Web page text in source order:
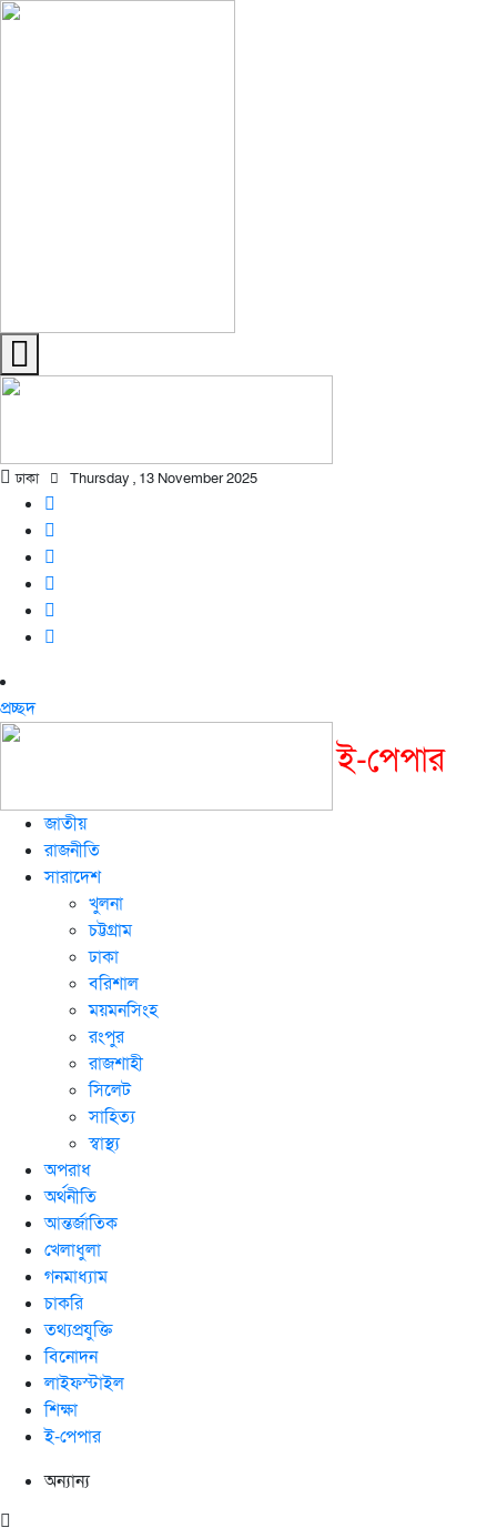
ঢাকা Thursday , 13 November 2025
প্রচ্ছদ
ই-পেপার
জাতীয়
রাজনীতি
সারাদেশ
খুলনা
চট্টগ্রাম
ঢাকা
বরিশাল
ময়মনসিংহ
রংপুর
রাজশাহী
সিলেট
সাহিত্য
স্বাস্থ্য
অপরাধ
অর্থনীতি
আন্তর্জাতিক
খেলাধুলা
গনমাধ্যাম
চাকরি
তথ্যপ্রযুক্তি
বিনোদন
লাইফস্টাইল
শিক্ষা
ই-পেপার
অন্যান্য